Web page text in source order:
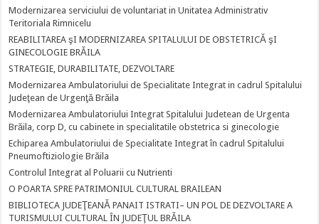
Modernizarea serviciului de voluntariat in Unitatea Administrativ
Teritoriala Rimnicelu
REABILITAREA şI MODERNIZAREA SPITALULUI DE OBSTETRICĂ şI
GINECOLOGIE BRĂILA
STRATEGIE, DURABILITATE, DEZVOLTARE
Modernizarea Ambulatoriului de Specialitate Integrat in cadrul Spitalului
Judeţean de Urgenţă Brăila
Modernizarea Ambulatoriului Integrat Spitalului Judetean de Urgenta
Brăila, corp D, cu cabinete in specialitatile obstetrica si ginecologie
Echiparea Ambulatoriului de Specialitate Integrat în cadrul Spitalului
Pneumoftiziologie Brăila
Controlul Integrat al Poluarii cu Nutrienti
O POARTA SPRE PATRIMONIUL CULTURAL BRAILEAN
BIBLIOTECA JUDEŢEANĂ PANAIT ISTRATI– UN POL DE DEZVOLTARE A
TURISMULUI CULTURAL ÎN JUDEŢUL BRĂILA